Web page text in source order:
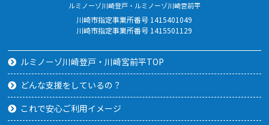
ルミノーゾ川崎登戸・ルミノーゾ川崎宮前平
川崎市指定事業所番号 1415401049
川崎市指定事業所番号 1415501129
ルミノーゾ川崎登戸・川崎宮前平TOP
どんな支援をしているの？
これで安心ご利用イメージ